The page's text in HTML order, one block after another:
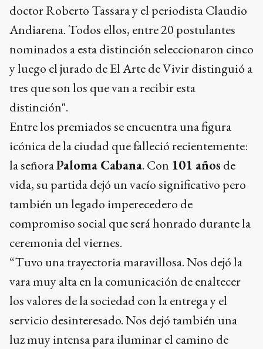
doctor Roberto Tassara y el periodista Claudio
Andiarena. Todos ellos, entre 20 postulantes
nominados a esta distinción seleccionaron cinco
y luego el jurado de El Arte de Vivir distinguió a
tres que son los que van a recibir esta
distinción".
Entre los premiados se encuentra una figura
icónica de la ciudad que falleció recientemente:
la señoraPaloma Cabana. Con 101 años de
vida, su partida dejó un vacío significativo pero
también un legado imperecedero de
compromiso social que será honrado durante la
ceremonia del viernes.
“Tuvo una trayectoria maravillosa. Nos dejó la
vara muy alta en la comunicación de enaltecer
los valores de la sociedad con la entrega y el
servicio desinteresado. Nos dejó también una
luz muy intensa para iluminar el camino de